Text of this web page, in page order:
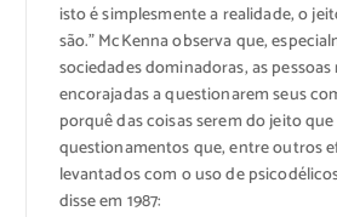
isto é simplesmente a realidade, o
são.” McKenna observa que,
sociedades dominadoras, as pessoas
encorajadas a questionarem seus
porquê das coisas serem do jeito que
questionamentos que, entre outros
levantados com o uso de
disse em 1987: